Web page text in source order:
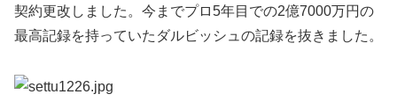
契約更改しました。今までプロ5年目での2億7000万円の
最高記録を持っていたダルビッシュの記録を抜きました。